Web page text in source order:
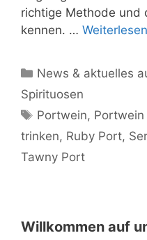
richtige Methode und
kennen. … Weiterlesen
Kategorien
News & aktuelles
Spirituosen
Schlagwörter
Portwein, Portwein
trinken, Ruby Port,
Tawny Port
Willkommen auf